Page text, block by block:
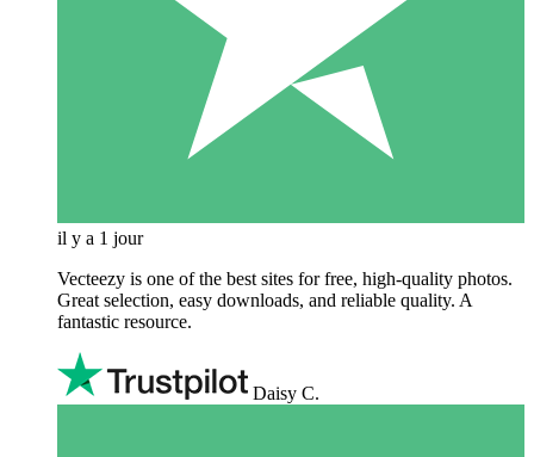
il y a 1 jour
Vecteezy is one of the best sites for free, high‑quality photos.
Great selection, easy downloads, and reliable quality. A
fantastic resource.
Daisy C.